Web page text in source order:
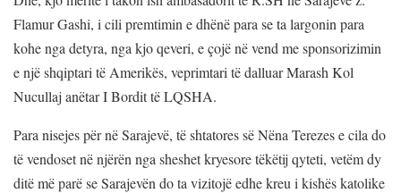
Flamur Gashi, i cili premtimin e dhënë para se ta largonin para
kohe nga detyra, nga kjo qeveri, e çojë në vend me sponsorizimin
e një shqiptari të Amerikës, veprimtari të dalluar Marash Kol
Nucullaj anëtar I Bordit të LQSHA.
Para nisejes për në Sarajevë, të shtatores së Nëna Terezes e cila do
të vendoset në njërën nga sheshet kryesore tëkëtij qyteti, vetëm dy
ditë më parë se Sarajevën do ta vizitojë edhe kreu i kishës katolike